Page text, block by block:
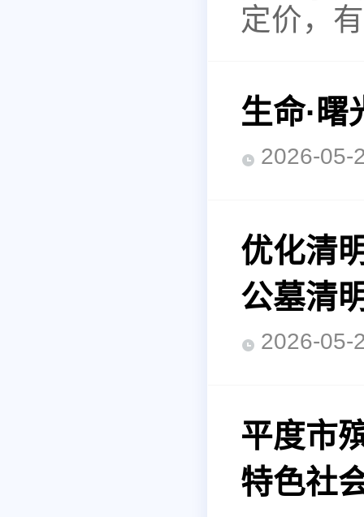
定价，
生命·
2026-
优化清
公墓清
2026-
平度市
特色社